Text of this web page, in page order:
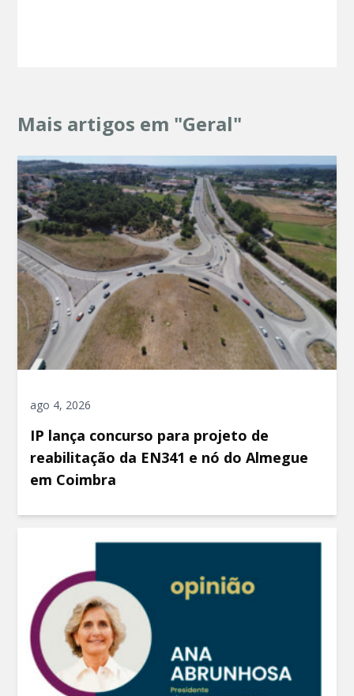
Mais artigos em "Geral"
ago 4, 2026
IP lança concurso para projeto de
reabilitação da EN341 e nó do Almegue
em Coimbra